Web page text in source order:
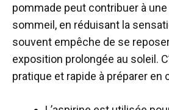
pommade peut contribuer à
sommeil, en réduisant la
souvent empêche de se
exposition prolongée au soleil.
pratique et rapide à préparer en